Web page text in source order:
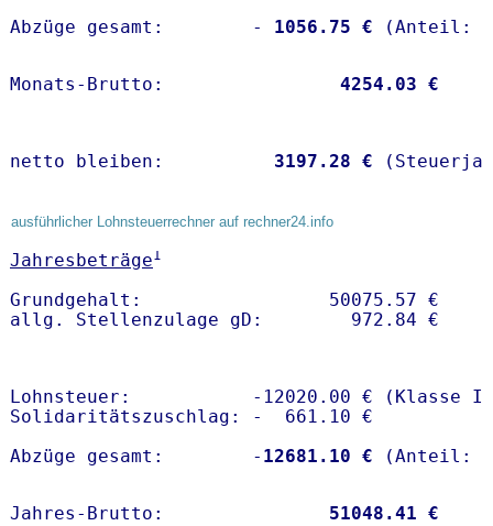
Abzüge gesamt:        -
1056.75 €
Monats-Brutto: 4254.03 €
netto bleiben: 3197.28 €
ausführlicher Lohnsteuerrechner auf rechner24.info
Jahresbeträge1
Grundgehalt:                 50075.57 €
Lohnsteuer:           -12020.00 € (Klasse I)
Solidaritätszuschlag: -  661.10 €
Abzüge gesamt:        - 12681.10 €
Jahres-Brutto: 51048.41 €